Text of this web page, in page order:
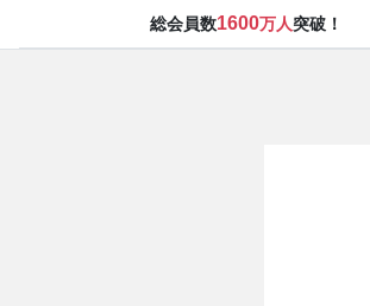
総会員数1600万人突破！